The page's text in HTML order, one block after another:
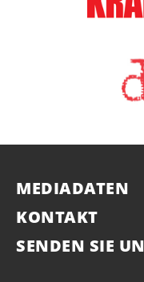
MEDIADATEN
KONTAKT
SENDEN SIE